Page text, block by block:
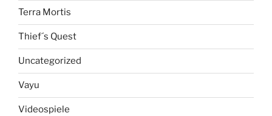
Terra Mortis
Thief´s Quest
Uncategorized
Vayu
Videospiele